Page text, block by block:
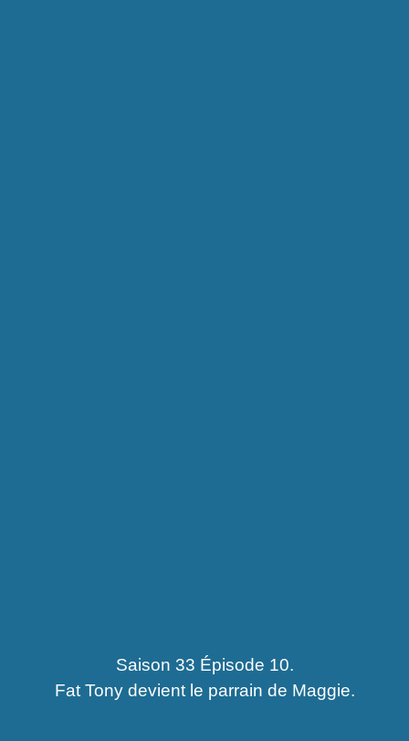
Saison 33 Épisode 10.
Fat Tony devient le parrain de Maggie.